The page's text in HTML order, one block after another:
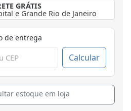
GRÁTIS
Horizonte
de entrega
Calcular
estoque em loja